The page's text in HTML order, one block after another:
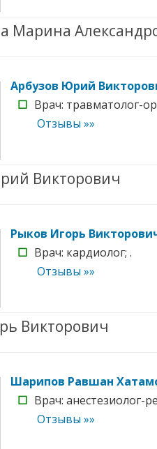
Марина
Арбузов Юрий
☐ Врач: травматолог-
Отзывы »»
Викторович
Рыков Игорь
☐ Врач: кардиолог; .
Отзывы »»
Викторович
Шарипов Равшан
☐ Врач: анестезиолог-
Отзывы »»